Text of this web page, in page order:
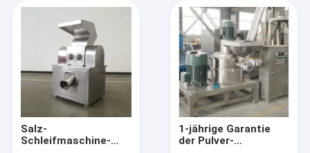
Salz-
Schleifmaschine-
1-jährige Garantie
der Pulver-